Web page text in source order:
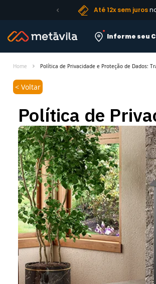
Até 12x sem juros
Informe seu
Home Política de Privacidade e Proteção de Dados:
< Voltar
Política de